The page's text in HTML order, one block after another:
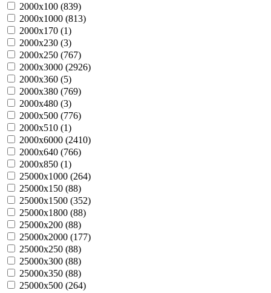
2000х100 (839)
2000х1000 (813)
2000х170 (1)
2000х230 (3)
2000х250 (767)
2000х3000 (2926)
2000х360 (5)
2000х380 (769)
2000х480 (3)
2000х500 (776)
2000х510 (1)
2000х6000 (2410)
2000х640 (766)
2000х850 (1)
25000х1000 (264)
25000х150 (88)
25000х1500 (352)
25000х1800 (88)
25000х200 (88)
25000х2000 (177)
25000х250 (88)
25000х300 (88)
25000х350 (88)
25000х500 (264)